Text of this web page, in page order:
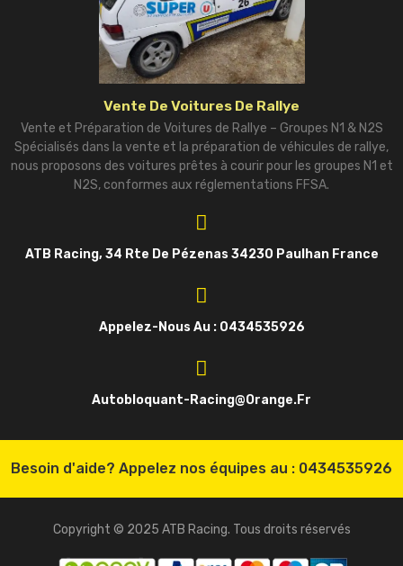
Vente De Voitures De Rallye
Vente et Préparation de Voitures de Rallye – Groupes N1 & N2S
Spécialisés dans la vente et la préparation de véhicules de rallye,
nous proposons des voitures prêtes à courir pour les groupes N1 et
N2S, conformes aux réglementations FFSA.
ATB Racing, 34 Rte De Pézenas 34230 Paulhan France
Appelez-Nous Au : 0434535926
Autobloquant-Racing@orange.fr
Besoin d'aide? Appelez nos équipes au : 0434535926
Copyright © 2025 ATB Racing. Tous droits réservés